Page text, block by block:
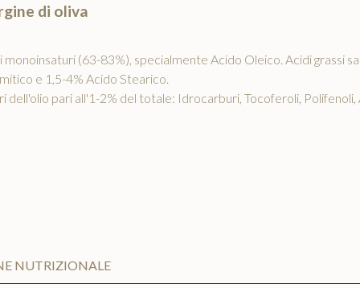
di oliva
monoinsaturi (63-83%), specialmente Acido Oleico. Acidi grassi
e 1,5-4% Acido Stearico.
dell'olio pari all'1-2% del totale: Idrocarburi, Tocoferoli, Polifenoli,
NUTRIZIONALE